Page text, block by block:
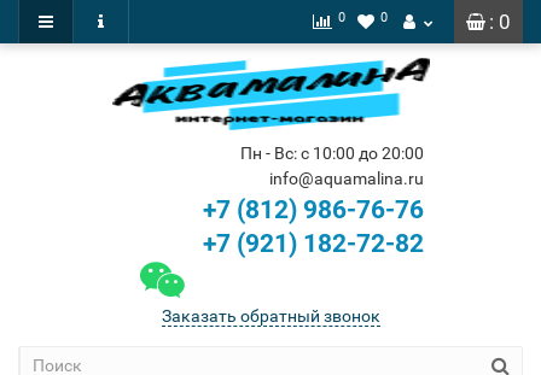
: 0
0 0
Пн - Вс: с 10:00 до 20:00
info@aquamalina.ru
+7 (812) 986-76-76
+7 (921) 182-72-82
Заказать обратный звонок